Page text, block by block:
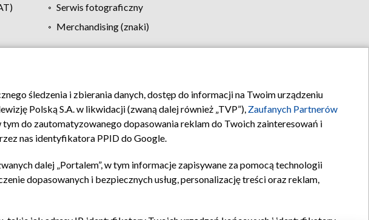
Serwis fotograficzny
Merchandising (znaki)
Pomoc Biuro reklamy Kontakt
śledzenia i zbierania danych, dostęp do informacji na Twoim urządzeniu
Polską S.A. w likwidacji (zwaną dalej również „TVP”), Zaufanych Partnerów
tym do zautomatyzowanego dopasowania reklam do Twoich zainteresowań i
nas identyfikatora PPID do Google.
dalej „Portalem”, w tym informacje zapisywane za pomocą technologii
dopasowanych i bezpiecznych usług, personalizację treści oraz reklam,